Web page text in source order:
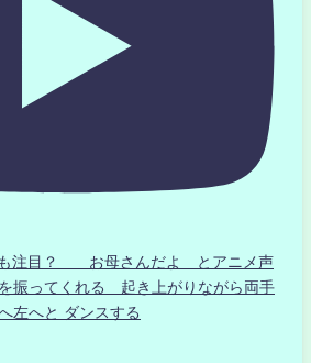
も注目？ お母さんだよ とアニメ声
振ってくれる 起き上がりながら両手
左へと ダンスする